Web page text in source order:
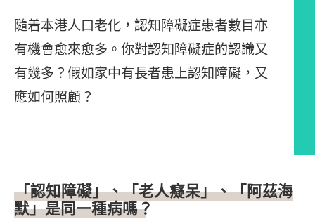
隨着本港人口老化，認知障礙症患者數目亦
有機會愈來愈多。你對認知障礙症的認識又
有幾多？假如家中有長者患上認知障礙，又
應如何照顧？
「認知障礙」、「老人癡呆」、「阿茲海
默」是同一種病嗎？